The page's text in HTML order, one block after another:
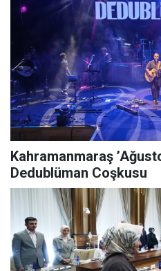
Kahramanmaraş
Dedublüman Coşkusu